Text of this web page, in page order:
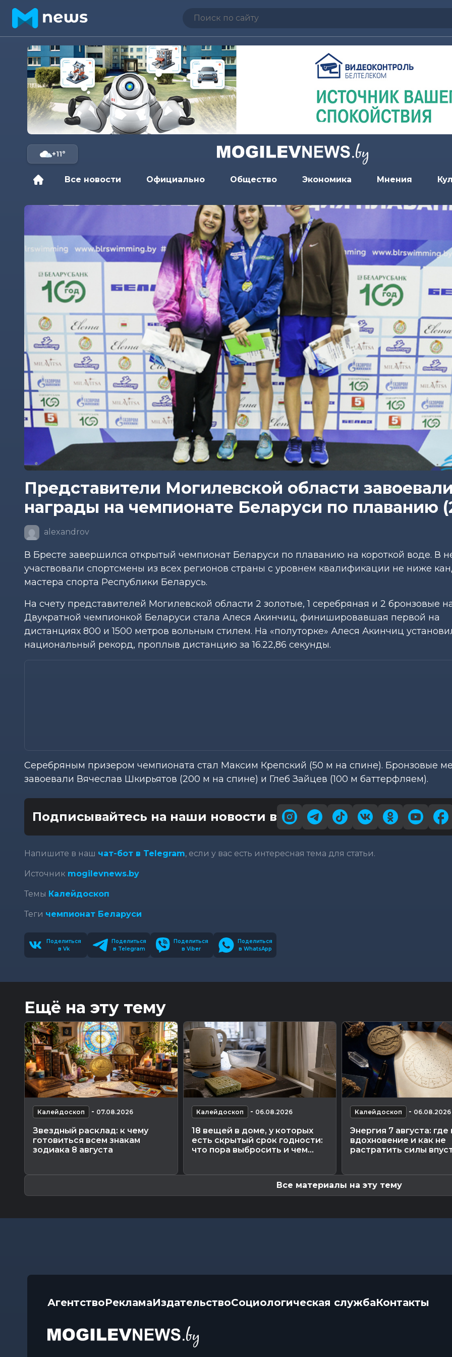
+11°
Все новости Официально Общество Экономика Мнения
Представители Могилевской области завоевали
награды на чемпионате Беларуси по плаванию
alexandrov
В Бресте завершился открытый чемпионат Беларуси по плаванию на короткой воде. В
участвовали спортсмены из всех регионов страны с уровнем квалификации не ниже
мастера спорта Республики Беларусь.
На счету представителей Могилевской области 2 золотые, 1 серебряная и 2 бронзовые
Двукратной чемпионкой Беларуси стала Алеся Акинчиц, финишировавшая первой на
дистанциях 800 и 1500 метров вольным стилем. На «полуторке» Алеся Акинчиц
национальный рекорд, проплыв дистанцию за 16.22,86 секунды.
Серебряным призером чемпионата стал Максим Крепский (50 м на спине). Бронзовые
завоевали Вячеслав Шкирьятов (200 м на спине) и Глеб Зайцев (100 м баттерфляем).
Подписывайтесь на наши новости в
Напишите в наш чат-бот в Telegram, если у вас есть интересная тема для статьи.
Источник mogilevnews.by
Темы Калейдоскоп
Теги чемпионат Беларуси
Поделиться
в Vk
Поделиться
в Telegram
Поделиться
в Viber
Поделиться
в WhatsApp
Ещё на эту тему
Калейдоскоп - 07.08.2026
Звездный расклад: к чему
готовиться всем знакам
зодиака 8 августа
Калейдоскоп - 06.08.2026
18 вещей в доме, у которых
есть скрытый срок годности:
что пора выбросить и чем...
Калейдоскоп - 06.08.2026
Энергия 7 августа: где
вдохновение и как не
растратить силы
Все материалы на эту тему
АгентствоРекламаИздательствоСоциологическая службаКонтакты